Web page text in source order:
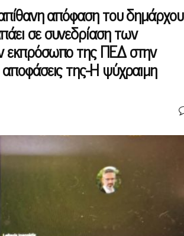
απόφαση του δημάρχου
σε συνεδρίαση των
εκπρόσωπο της ΠΕΔ στην
της-Η ψύχραιμη